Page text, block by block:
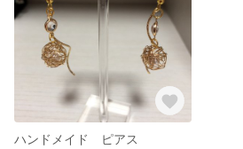
ハンドメイド ピアス